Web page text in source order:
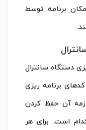
برنامه توسط
دستگاه سانترال
برنامه ریزی
آن حفظ کردن
است. برای هر